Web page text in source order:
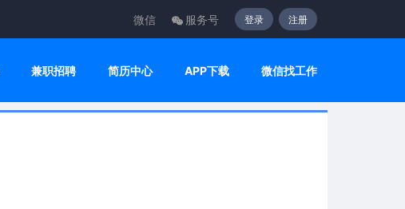
微信 服务号 登录 注册
兼职招聘 简历中心 APP下载 微信找工作